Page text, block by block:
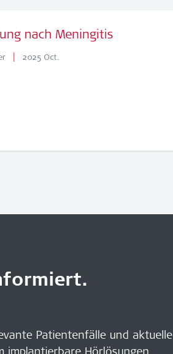
nach Meningitis
| 2025 Oct.
Patientenfälle und aktuelle